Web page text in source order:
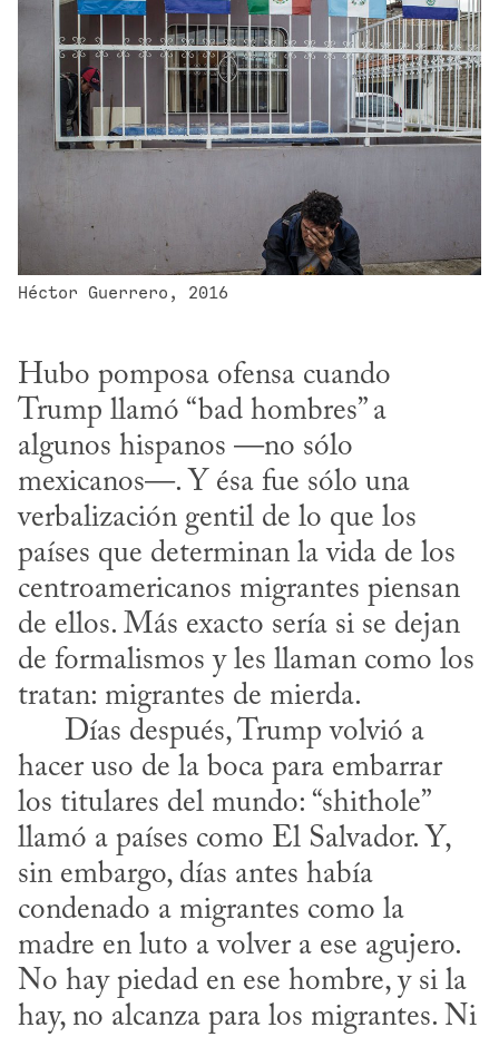
Héctor Guerrero, 2016
Hubo pomposa ofensa cuando
Trump llamó “bad hombres” a
algunos hispanos —no sólo
mexicanos—. Y ésa fue sólo una
verbalización gentil de lo que los
países que determinan la vida de los
centroamericanos migrantes piensan
de ellos. Más exacto sería si se dejan
de formalismos y les llaman como los
tratan: migrantes de mierda.
hacer uso de la boca para embarrar
los titulares del mundo: “shithole”
llamó a países como El Salvador. Y,
sin embargo, días antes había
condenado a migrantes como la
madre en luto a volver a ese agujero.
No hay piedad en ese hombre, y si la
hay, no alcanza para los migrantes. Ni